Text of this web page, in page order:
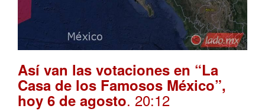
Así van las votaciones en “La
Casa de los Famosos México”,
hoy 6 de agosto. 20:12